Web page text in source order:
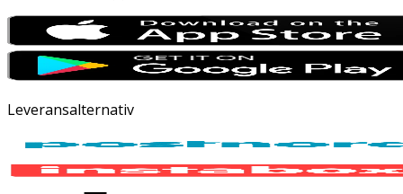
Leveransalternativ